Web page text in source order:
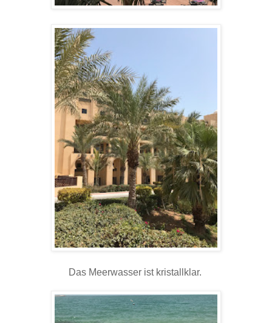
Das Meerwasser ist kristallklar.